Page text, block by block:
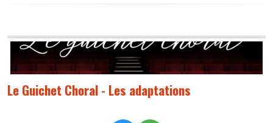
Le Guichet Choral - Les adaptations